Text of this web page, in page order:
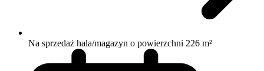
Na sprzedaż hala/magazyn o powierzchni 226 m²